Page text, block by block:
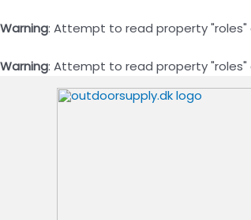
Warning: Attempt to read property "roles"
Warning: Attempt to read property "roles"